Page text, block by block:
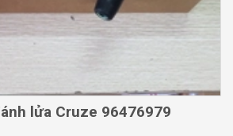
lửa Cruze 96476979